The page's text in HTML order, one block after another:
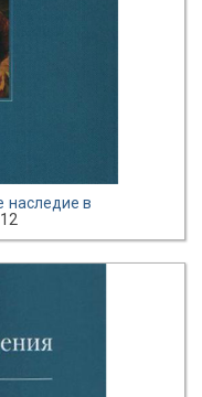
наследие в